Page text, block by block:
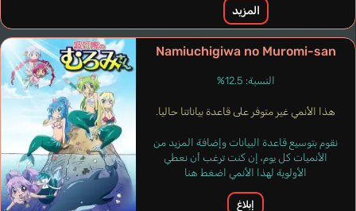
المزيد
Namiuchigiwa no Muromi-san
النسبة: 12.5%
هذا الأنمي غير متوفر على قاعدة بياناتنا حاليا.
نقوم بتوسيع قاعدة البيانات وإضافة المزيد من
الأنميات كل يوم، إن كنت ترغب أن نعطي
الأولوية لهذا الأنمي اضغط هنا
إبلاغ